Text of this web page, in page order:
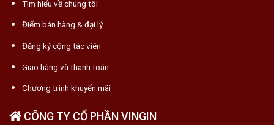
Tìm hiểu về chúng tôi
Điểm bán hàng & đại lý
Đăng ký cộng tác viên
Giao hàng và thanh toán.
Chương trình khuyến mãi
CÔNG TY CỔ PHẦN VINGIN